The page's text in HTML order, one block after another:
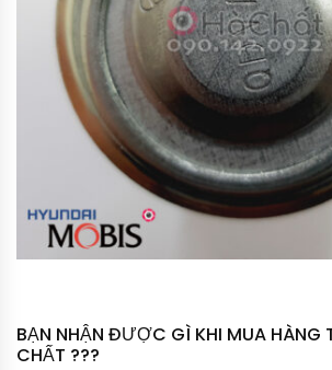
BẠN NHẬN ĐƯỢC GÌ KHI MUA HÀNG
CHẤT ???